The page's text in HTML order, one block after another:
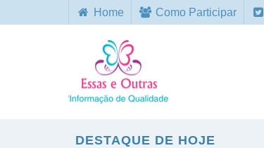
Home Como Participar
DESTAQUE DE HOJE